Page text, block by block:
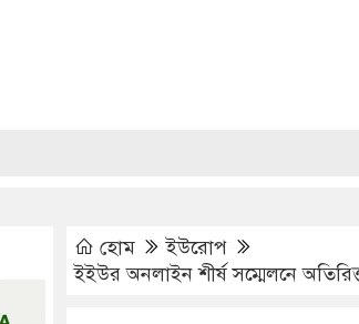
হোম
ইউরোপ
ইইউর অনলাইন শীর্ষ সম্মেলনে